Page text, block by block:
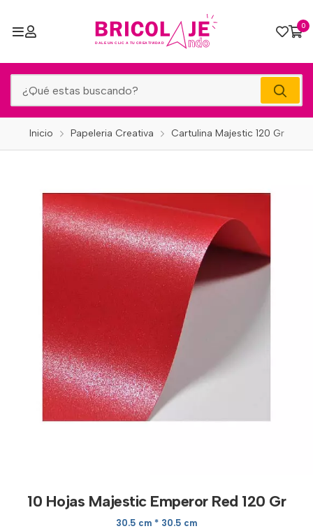
0
Inicio Papeleria Creativa Cartulina Majestic 120 Gr
10 Hojas Majestic Emperor Red 120 Gr
30.5 cm * 30.5 cm